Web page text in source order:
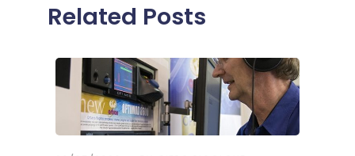
Related Posts